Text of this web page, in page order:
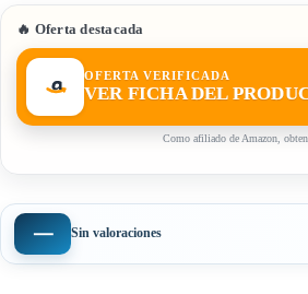
🔥 Oferta destacada
OFERTA VERIFICADA
VER FICHA DEL
Como afiliado de Amazon,
— Sin valoraciones